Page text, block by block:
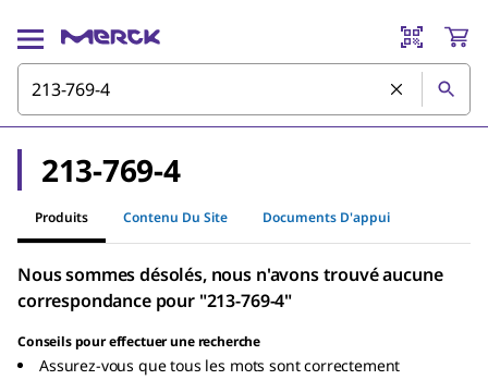
213-769-4
Produits Contenu Du Site Documents D'appui
Nous sommes désolés, nous n'avons trouvé aucune
correspondance pour "213-769-4"
Conseils pour effectuer une recherche
Assurez-vous que tous les mots sont correctement